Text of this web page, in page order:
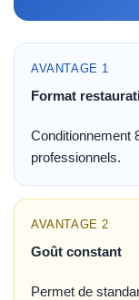
AVANTAGE 1
Format
Conditionnement
professionnels.
AVANTAGE 2
Goût constant
Permet de